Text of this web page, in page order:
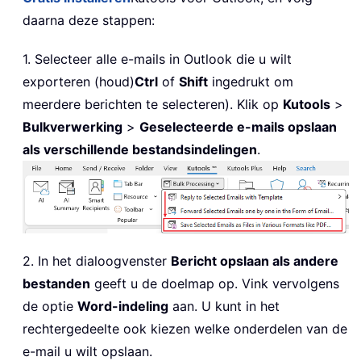
daarna deze stappen:
1. Selecteer alle e-mails in Outlook die u wilt
exporteren (houd)Ctrl of Shift ingedrukt om
meerdere berichten te selecteren). Klik op Kutools >
Bulkverwerking > Geselecteerde e-mails opslaan
als verschillende bestandsindelingen.
2. In het dialoogvenster Bericht opslaan als andere
bestanden geeft u de doelmap op. Vink vervolgens
de optie Word-indeling aan. U kunt in het
rechtergedeelte ook kiezen welke onderdelen van de
e-mail u wilt opslaan.